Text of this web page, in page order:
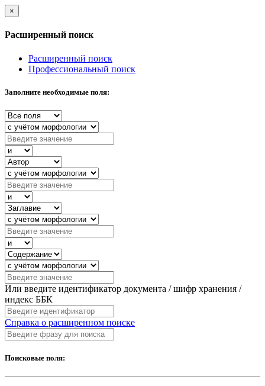
×
Расширенный поиск
Расширенный поиск
Профессиональный поиск
Заполните необходимые поля:
Или введите идентификатор документа / шифр хранения /
индекс ББК
Справка о расширенном поиске
Поисковые поля: